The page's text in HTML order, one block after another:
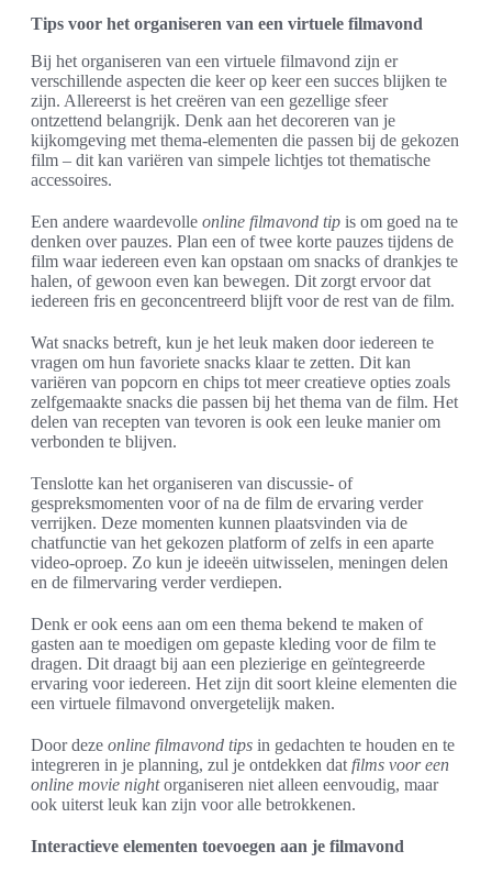
Tips voor het organiseren van een virtuele filmavond
Bij het organiseren van een virtuele filmavond zijn er
verschillende aspecten die keer op keer een succes blijken te
zijn. Allereerst is het creëren van een gezellige sfeer
ontzettend belangrijk. Denk aan het decoreren van je
kijkomgeving met thema-elementen die passen bij de gekozen
film – dit kan variëren van simpele lichtjes tot thematische
accessoires.
Een andere waardevolle online filmavond tip is om goed na te
denken over pauzes. Plan een of twee korte pauzes tijdens de
film waar iedereen even kan opstaan om snacks of drankjes te
halen, of gewoon even kan bewegen. Dit zorgt ervoor dat
iedereen fris en geconcentreerd blijft voor de rest van de film.
Wat snacks betreft, kun je het leuk maken door iedereen te
vragen om hun favoriete snacks klaar te zetten. Dit kan
variëren van popcorn en chips tot meer creatieve opties zoals
zelfgemaakte snacks die passen bij het thema van de film. Het
delen van recepten van tevoren is ook een leuke manier om
verbonden te blijven.
Tenslotte kan het organiseren van discussie- of
gespreksmomenten voor of na de film de ervaring verder
verrijken. Deze momenten kunnen plaatsvinden via de
chatfunctie van het gekozen platform of zelfs in een aparte
video-oproep. Zo kun je ideeën uitwisselen, meningen delen
en de filmervaring verder verdiepen.
Denk er ook eens aan om een thema bekend te maken of
gasten aan te moedigen om gepaste kleding voor de film te
dragen. Dit draagt bij aan een plezierige en geïntegreerde
ervaring voor iedereen. Het zijn dit soort kleine elementen die
een virtuele filmavond onvergetelijk maken.
Door deze online filmavond tips in gedachten te houden en te
integreren in je planning, zul je ontdekken dat films voor een
online movie nightorganiseren niet alleen eenvoudig, maar
ook uiterst leuk kan zijn voor alle betrokkenen.
Interactieve elementen toevoegen aan je filmavond